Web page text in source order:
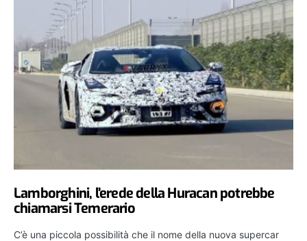
Lamborghini, l’erede della Huracan potrebbe
chiamarsi Temerario
C’è una piccola possibilità che il nome della nuova supercar